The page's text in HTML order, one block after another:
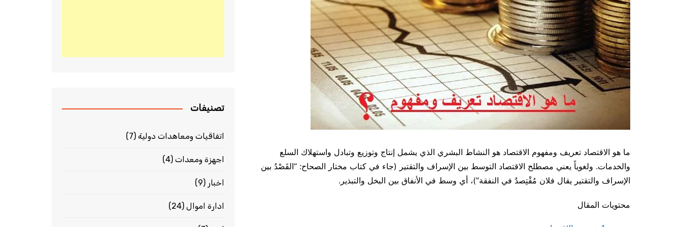
ما هو الاقتصاد تعريف ومفهوم الاقتصاد هو النشاط البشري الذي يشمل إنتاج وتوزيع وتبادل واستهلاك السلع
والخدمات. ولغوياً يعني مصطلح الاقتصاد التوسط بين الإسراف والتقتير (جاء في كتاب مختار الصحاح: “القَصْدُ بين
الإسراف والتقتير يقال فلان مُقْتِصدٌ في النفقة”)، أي وسط في الأنفاق بين البخل والتبذير.
محتويات المقال
تصنيفات
اتفاقيات ومعاهدات دولية (7)
اجهزة ومعدات (4)
اخبار (9)
ادارة اموال (24)